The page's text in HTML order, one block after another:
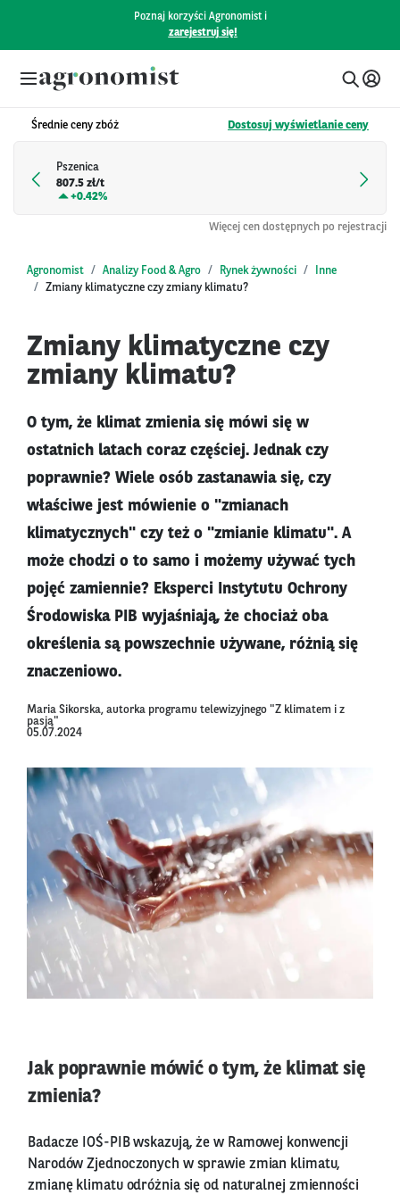
Poznaj korzyści Agronomist i
zarejestruj się!
Średnie ceny zbóż Dostosuj wyświetlanie ceny
Pszenica
807.5 zł/t
+0.42%
Więcej cen dostępnych po rejestracji
Agronomist Analizy Food & Agro Rynek żywności
Inne
Zmiany klimatyczne czy zmiany klimatu?
Zmiany klimatyczne czy
zmiany klimatu?
O tym, że klimat zmienia się mówi się w
ostatnich latach coraz częściej. Jednak czy
poprawnie? Wiele osób zastanawia się, czy
właściwe jest mówienie o "zmianach
klimatycznych" czy też o "zmianie klimatu". A
może chodzi o to samo i możemy używać tych
pojęć zamiennie? Eksperci Instytutu Ochrony
Środowiska PIB wyjaśniają, że chociaż oba
określenia są powszechnie używane, różnią się
znaczeniowo.
Maria Sikorska, autorka programu telewizyjnego "Z klimatem i z
pasją"
05.07.2024
Jak poprawnie mówić o tym, że klimat się
zmienia?
Badacze IOŚ-PIB wskazują, że w Ramowej konwencji
Narodów Zjednoczonych w sprawie zmian klimatu,
zmianę klimatu odróżnia się od naturalnej zmienności